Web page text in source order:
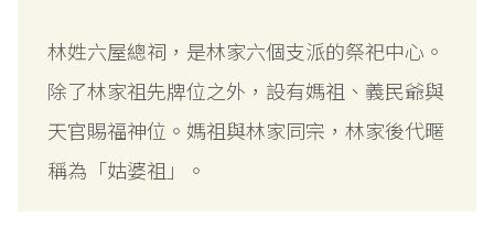
林姓六屋總祠，是林家六個支派的祭祀中心。
除了林家祖先牌位之外，設有媽祖、義民爺與
天官賜福神位。媽祖與林家同宗，林家後代暱
稱為「姑婆祖」。